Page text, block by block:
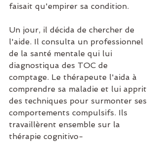
faisait qu'empirer sa condition.
Un jour, il décida de chercher de
l'aide. Il consulta un professionnel
de la santé mentale qui lui
diagnostiqua des TOC de
comptage. Le thérapeute l'aida à
comprendre sa maladie et lui apprit
des techniques pour surmonter ses
comportements compulsifs. Ils
travaillèrent ensemble sur la
thérapie cognitivo-